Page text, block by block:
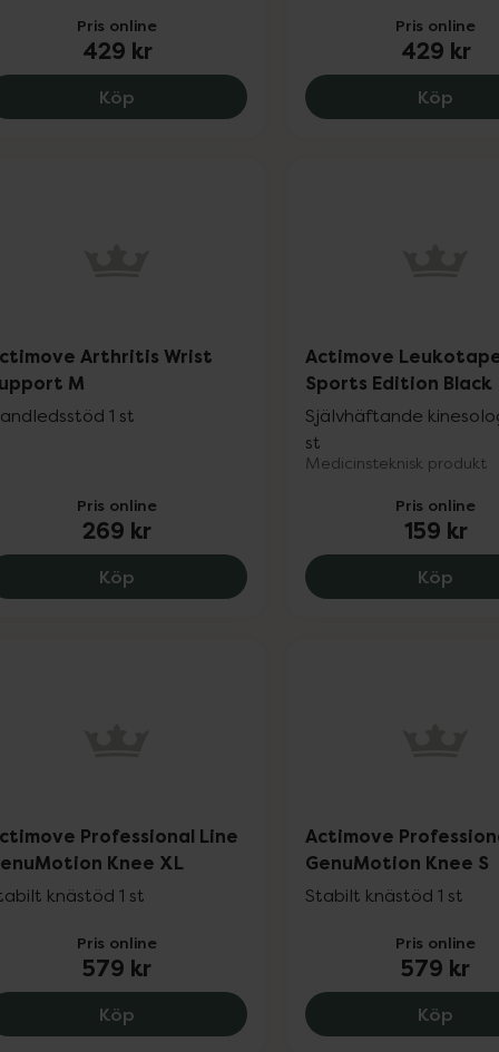
Pris online
429 kr
Köp Actimove Professional Line
Pris online
429 kr
Köp
Arthritis Wrist
M
1 st
Pris online
269 kr
Köp Actimove Arthritis Wrist Support M, 269
Actimove
Sports Edition Black
Självhäftande
st
Medicinsteknisk produkt
Pris online
159 kr
Köp
Professional Line
Knee XL
knästöd 1 st
Pris online
579 kr
Köp Actimove Professional Line
Actimove
GenuMotion Knee S
Stabilt knästöd 1 st
Pris online
579 kr
Köp